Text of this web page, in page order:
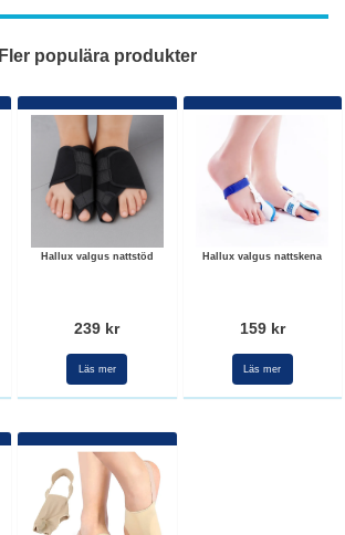
Fler populära produkter
Hallux valgus nattstöd
239 kr
Läs mer
Hallux valgus nattskena
159 kr
Läs mer